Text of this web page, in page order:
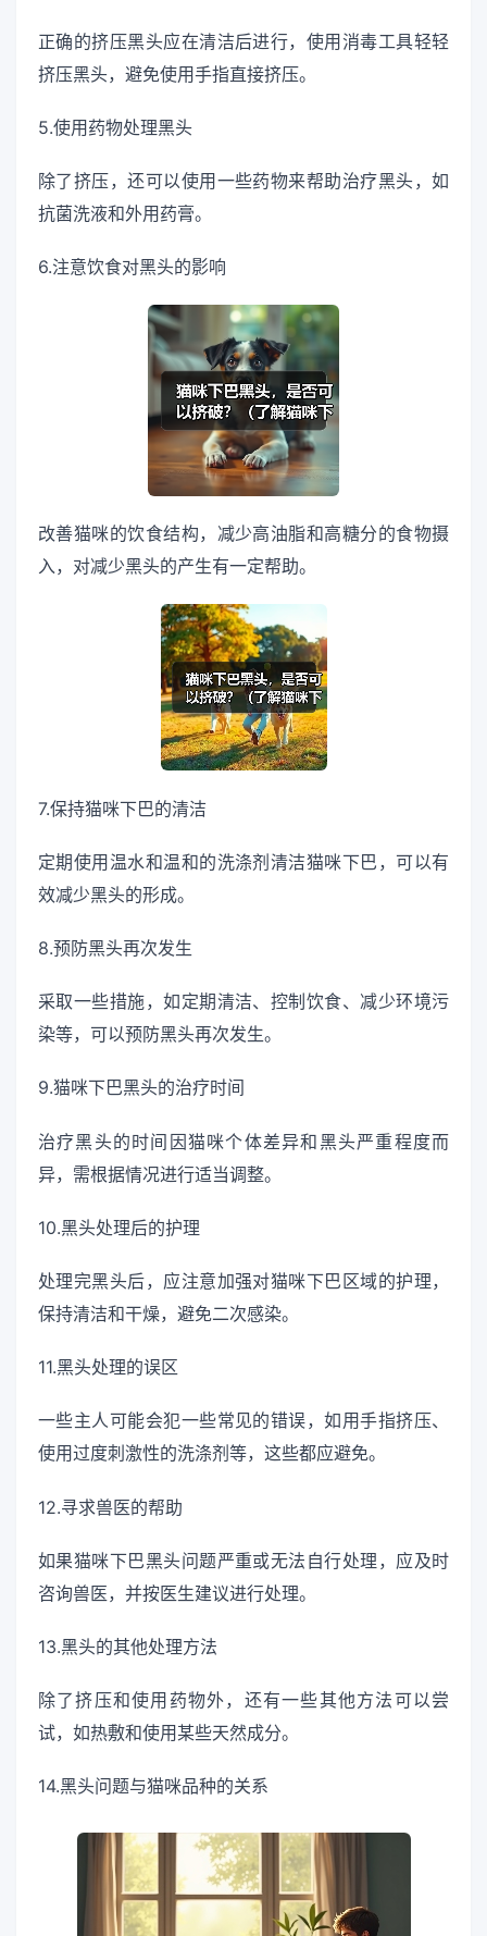
正确的挤压黑头应在清洁后进行，使用消毒工具轻轻
挤压黑头，避免使用手指直接挤压。
5.使用药物处理黑头
除了挤压，还可以使用一些药物来帮助治疗黑头，如
抗菌洗液和外用药膏。
6.注意饮食对黑头的影响
改善猫咪的饮食结构，减少高油脂和高糖分的食物摄
入，对减少黑头的产生有一定帮助。
7.保持猫咪下巴的清洁
定期使用温水和温和的洗涤剂清洁猫咪下巴，可以有
效减少黑头的形成。
8.预防黑头再次发生
采取一些措施，如定期清洁、控制饮食、减少环境污
染等，可以预防黑头再次发生。
9.猫咪下巴黑头的治疗时间
治疗黑头的时间因猫咪个体差异和黑头严重程度而
异，需根据情况进行适当调整。
10.黑头处理后的护理
处理完黑头后，应注意加强对猫咪下巴区域的护理，
保持清洁和干燥，避免二次感染。
11.黑头处理的误区
一些主人可能会犯一些常见的错误，如用手指挤压、
使用过度刺激性的洗涤剂等，这些都应避免。
12.寻求兽医的帮助
如果猫咪下巴黑头问题严重或无法自行处理，应及时
咨询兽医，并按医生建议进行处理。
13.黑头的其他处理方法
除了挤压和使用药物外，还有一些其他方法可以尝
试，如热敷和使用某些天然成分。
14.黑头问题与猫咪品种的关系